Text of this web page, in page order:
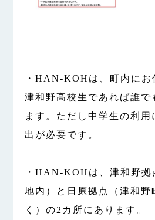
・HAN-KOHは、町内にお
津和野高校生であれば誰で
ます。ただし中学生の利用
出が必要です。
・HAN-KOHは、津和野拠
地内）と日原拠点（津和野
く）の2カ所にあります。